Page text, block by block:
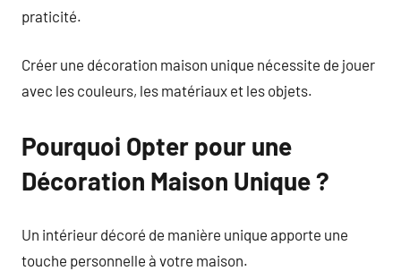
praticité.
Créer une décoration maison unique nécessite de jouer
avec les couleurs, les matériaux et les objets.
Pourquoi Opter pour une
Décoration Maison Unique ?
Un intérieur décoré de manière unique apporte une
touche personnelle à votre maison.